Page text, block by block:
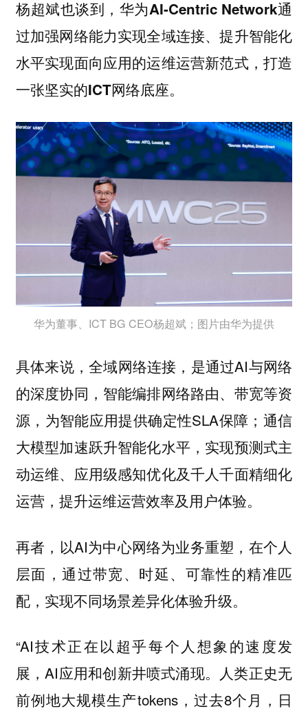
杨超斌也谈到， 华为AI-Centric Network通
过加强网络能力实现全域连接、提升智能化
水平实现面向应用的运维运营新范式，打造
一张坚实的ICT网络底座。
华为董事、ICT BG CEO杨超斌；图片由华为提供
具体来说，全域网络连接 ，是通过AI与网络
的深度协同，智能编排网络路由、带宽等资
源，为智能应用提供确定性SLA保障；通信
大模型加速跃升智能化水平，实现预测式主
动运维、应用级感知优化及千人千面精细化
运营，提升运维运营效率及用户体验。
再者，以AI为中心网络为业务重塑，在个人
层面，通过带宽、时延、可靠性的精准匹
配，实现不同场景差异化体验升级。
“AI技术正在以超乎每个人想象的速度发
展，AI应用和创新井喷式涌现。人类正史无
前例地大规模生产tokens，过去8个月，日